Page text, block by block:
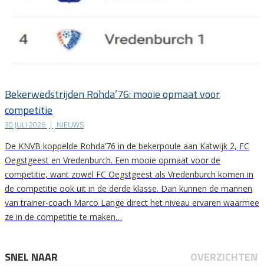
Bekerwedstrijden Rohda’76: mooie opmaat voor
competitie
30 JULI 2026 | NIEUWS
De KNVB koppelde Rohda’76 in de bekerpoule aan Katwijk 2, FC
Oegstgeest en Vredenburch. Een mooie opmaat voor de
competitie, want zowel FC Oegstgeest als Vredenburch komen in
de competitie ook uit in de derde klasse. Dan kunnen de mannen
van trainer-coach Marco Lange direct het niveau ervaren waarmee
ze in de competitie te maken…
SNEL NAAR OVERZICHTEN